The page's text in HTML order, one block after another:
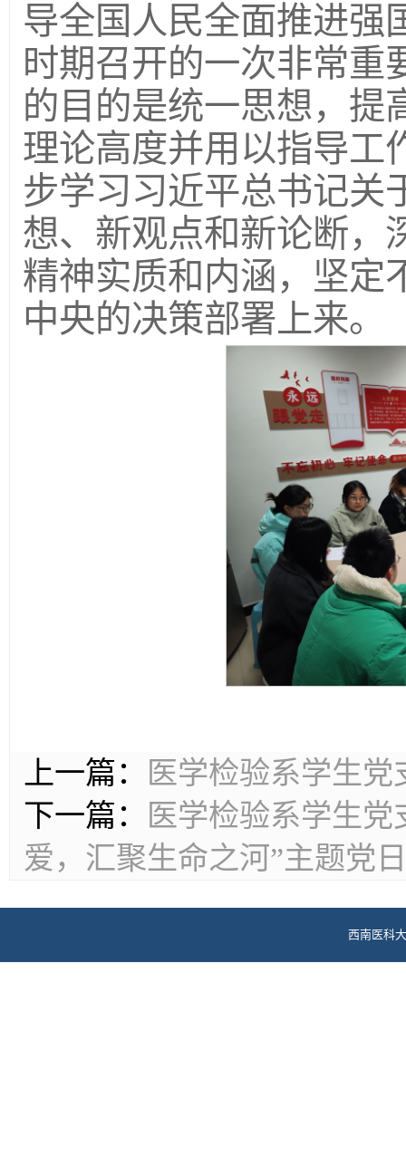
导全国人民全面推进强
时期召开的一次非常重
的目的是统一思想，提
理论高度并用以指导工
步学习习近平总书记关
想、新观点和新论断，
精神实质和内涵，坚定
中央的决策部署上来。
上一篇：
医学检验系学生
下一篇：
医学检验系学生
爱，汇聚生命之河”主题党
西南医科